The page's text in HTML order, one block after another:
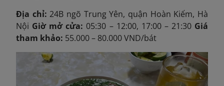
Địa chỉ: 24B ngõ Trung Yên, quận Hoàn Kiếm, Hà
Nội Giờ mở cửa: 05:30 – 12:00, 17:00 – 21:30 Giá
tham khảo: 55.000 – 80.000 VND/bát